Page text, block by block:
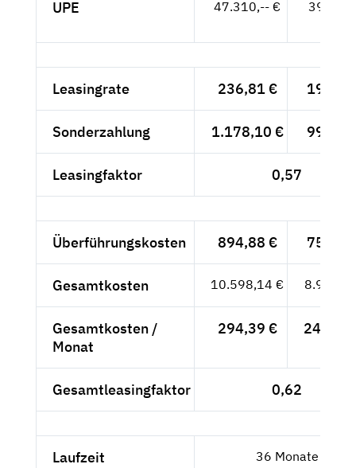
UPE 47.310,-- €
Leasingrate 236,81 € 199,--
Sonderzahlung 1.178,10 € 990,--
Leasingfaktor 0,57
Überführungskosten 894,88 € 752,--
Gesamtkosten 10.598,14 € 8.906,--
Gesamtkosten /
Monat
294,39 € 247,39
Gesamtleasingfaktor 0,62
Laufzeit 36 Monate